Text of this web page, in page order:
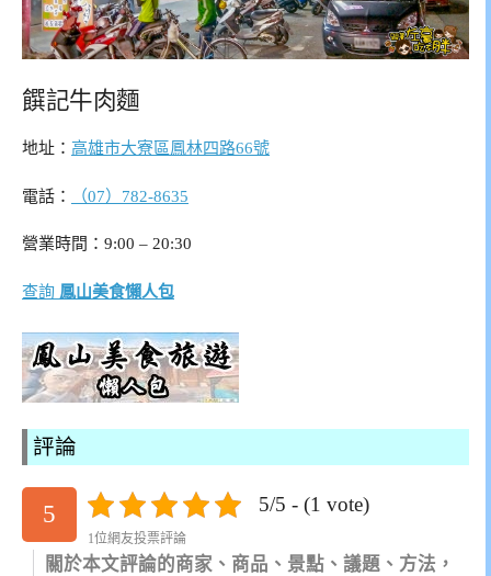
饌記牛肉麵
地址： 高雄市大寮區鳳林四路66號
電話： （07）782-8635
營業時間：9:00 – 20:30
查詢 鳳山美食懶人包
評論
5 5/5 - (1 vote)
1位網友投票評論
關於本文評論的商家、商品、景點、議題、方法，